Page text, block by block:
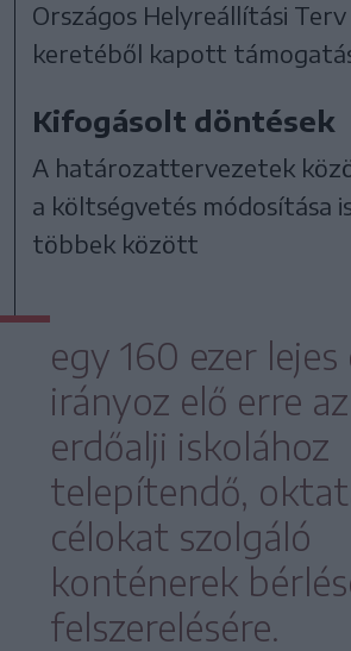
Országos Helyreállítási Terv
keretéből kapott
Kifogásolt döntések
A határozattervezetek
a költségvetés módosítása
többek között
egy 160 ezer
irányoz elő erre
erdőalji iskolához
telepítendő,
célokat szolgáló
konténerek
felszerelésére.